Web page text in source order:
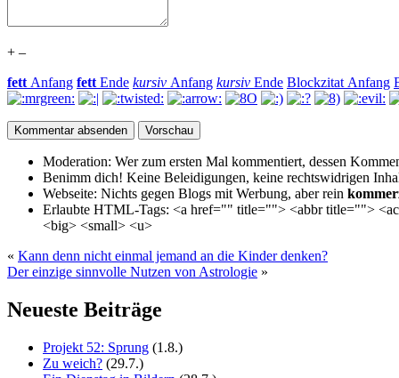
+ –
fett Anfang fett Ende kursiv Anfang kursiv Ende Blockzitat Anfang
Moderation: Wer zum ersten Mal kommentiert, dessen
Benimm dich! Keine Beleidigungen, keine rechtswidrigen
Webseite: Nichts gegen Blogs mit Werbung, aber rein
Erlaubte HTML-Tags: <a href="" title=""> <abbr title="">
<big> <small> <u>
« Kann denn nicht einmal jemand an die Kinder denken?
Der einzige sinnvolle Nutzen von Astrologie »
Neueste Beiträge
Projekt 52: Sprung (1.8.)
Zu weich? (29.7.)